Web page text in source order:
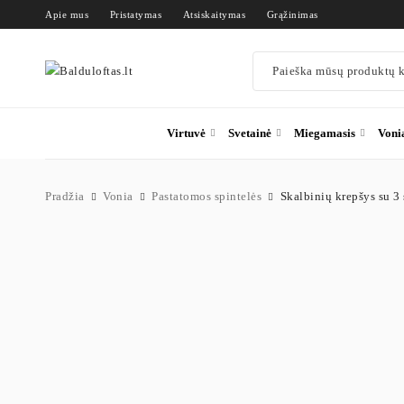
Apie mus Pristatymas Atsiskaitymas Grąžinimas
Virtuvė Svetainė Miegamasis
Pradžia Vonia Pastatomos spintelės Skalbinių krepšys su